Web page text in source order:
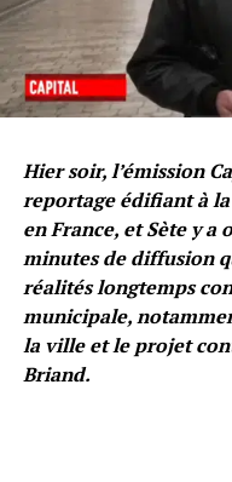
Hier soir, l’émission
reportage édifiant à
en France, et Sète y a
minutes de diffusion
réalités longtemps
municipale,
la ville et le projet
Briand.